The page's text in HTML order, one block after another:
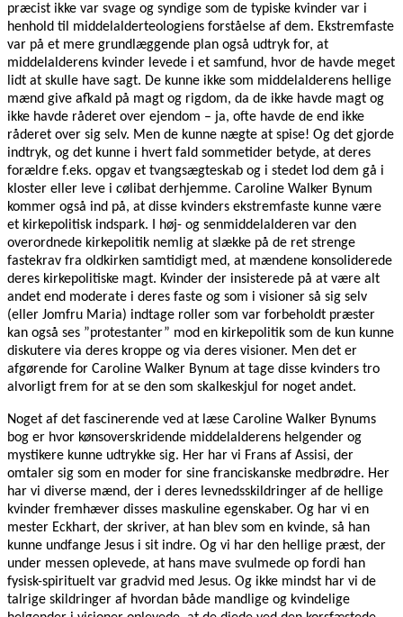
præcist ikke var svage og syndige som de typiske kvinder var i
henhold til middelalderteologiens forståelse af dem. Ekstremfaste
var på et mere grundlæggende plan også udtryk for, at
middelalderens kvinder levede i et samfund, hvor de havde meget
lidt at skulle have sagt. De kunne ikke som middelalderens hellige
mænd give afkald på magt og rigdom, da de ikke havde magt og
ikke havde råderet over ejendom – ja, ofte havde de end ikke
råderet over sig selv. Men de kunne nægte at spise! Og det gjorde
indtryk, og det kunne i hvert fald sommetider betyde, at deres
forældre f.eks. opgav et tvangsægteskab og i stedet lod dem gå i
kloster eller leve i cølibat derhjemme. Caroline Walker Bynum
kommer også ind på, at disse kvinders ekstremfaste kunne være
et kirkepolitisk indspark. I høj- og senmiddelalderen var den
overordnede kirkepolitik nemlig at slække på de ret strenge
fastekrav fra oldkirken samtidigt med, at mændene konsoliderede
deres kirkepolitiske magt. Kvinder der insisterede på at være alt
andet end moderate i deres faste og som i visioner så sig selv
(eller Jomfru Maria) indtage roller som var forbeholdt præster
kan også ses ”protestanter” mod en kirkepolitik som de kun kunne
diskutere via deres kroppe og via deres visioner. Men det er
afgørende for Caroline Walker Bynum at tage disse kvinders tro
alvorligt frem for at se den som skalkeskjul for noget andet.
Noget af det fascinerende ved at læse Caroline Walker Bynums
bog er hvor kønsoverskridende middelalderens helgender og
mystikere kunne udtrykke sig. Her har vi Frans af Assisi, der
omtaler sig som en moder for sine franciskanske medbrødre. Her
har vi diverse mænd, der i deres levnedsskildringer af de hellige
kvinder fremhæver disses maskuline egenskaber. Og har vi en
mester Eckhart, der skriver, at han blev som en kvinde, så han
kunne undfange Jesus i sit indre. Og vi har den hellige præst, der
under messen oplevede, at hans mave svulmede op fordi han
fysisk-spirituelt var gradvid med Jesus. Og ikke mindst har vi de
talrige skildringer af hvordan både mandlige og kvindelige